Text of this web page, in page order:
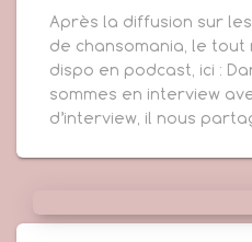
Après la diffusion sur
de chansomania, le
dispo en podcast, ici :
sommes en interview
d’interview, il nous